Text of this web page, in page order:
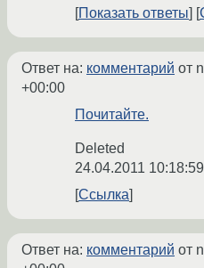
Показать ответы
Ответ на: комментарий от
+00:00
Почитайте.
Deleted
24.04.2011
Ссылка
Ответ на: комментарий от